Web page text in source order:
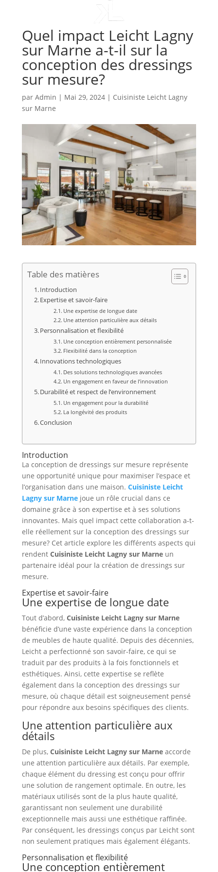
Quel impact Leicht Lagny
sur Marne a-t-il sur la
conception des dressings
sur mesure?
par Admin | Mai 29, 2024| Cuisiniste Leicht Lagny
sur Marne
Table des matières
Introduction
Expertise et savoir-faire
Une expertise de longue date
Une attention particulière aux détails
Personnalisation et flexibilité
Une conception entièrement personnalisée
Flexibilité dans la conception
Innovations technologiques
Des solutions technologiques avancées
Un engagement en faveur de l’innovation
Durabilité et respect de l’environnement
Un engagement pour la durabilité
La longévité des produits
Conclusion
Introduction
La conception de dressings sur mesure représente
une opportunité unique pour maximiser l’espace et
l’organisation dans une maison. Cuisiniste Leicht
Lagny sur Marnejoue un rôle crucial dans ce
domaine grâce à son expertise et à ses solutions
innovantes. Mais quel impact cette collaboration a-t-
elle réellement sur la conception des dressings sur
mesure? Cet article explore les différents aspects qui
rendent Cuisiniste Leicht Lagny sur Marneun
partenaire idéal pour la création de dressings sur
mesure.
Expertise et savoir-faire
Une expertise de longue date
Tout d’abord, Cuisiniste Leicht Lagny sur Marne
bénéficie d’une vaste expérience dans la conception
de meubles de haute qualité. Depuis des décennies,
Leicht a perfectionné son savoir-faire, ce qui se
traduit par des produits à la fois fonctionnels et
esthétiques. Ainsi, cette expertise se reflète
également dans la conception des dressings sur
mesure, où chaque détail est soigneusement pensé
pour répondre aux besoins spécifiques des clients.
Une attention particulière aux
détails
De plus, Cuisiniste Leicht Lagny sur Marneaccorde
une attention particulière aux détails. Par exemple,
chaque élément du dressing est conçu pour offrir
une solution de rangement optimale. En outre, les
matériaux utilisés sont de la plus haute qualité,
garantissant non seulement une durabilité
exceptionnelle mais aussi une esthétique raffinée.
Par conséquent, les dressings conçus par Leicht sont
non seulement pratiques mais également élégants.
Personnalisation et flexibilité
Une conception entièrement